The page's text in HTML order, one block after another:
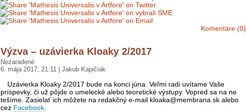
Komentáre (0)
Výzva – uzávierka Kloaky 2/2017
Nezaradené
6. mája 2017, 21:11 | Jakub Kapičiak
Uzávierka Kloaky 2/2017 bude na konci júna. Veľmi radi uvítame Vaše
príspevky, či už pôjde o umelecké alebo teoretické výstupy. Vopred sa na ne
tešíme. Zasielať ich môžete na redakčný e-mail kloaka@membrana.sk alebo
cez Facebook